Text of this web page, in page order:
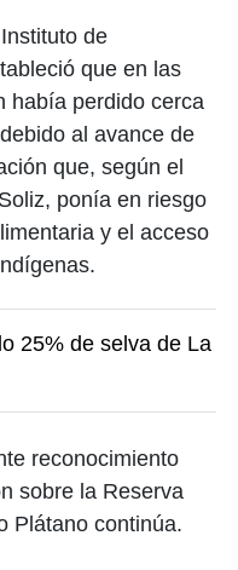
de
que en las
había perdido cerca
al avance de
que, según el
ponía en riesgo
y el acceso
25% de selva de La
reconocimiento
sobre la Reserva
Plátano continúa.